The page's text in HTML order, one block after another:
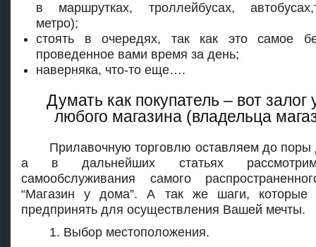
в маршрутках, троллейбусах,
метро);
стоять в очередях, так как это самое
проведенное вами время за день;
наверняка, что-то еще….
Думать как покупатель – вот залог
любого магазина (владельца
Прилавочную торговлю оставляем до поры
а в дальнейших статьях
самообслуживания самого
“Магазин у дома”. А так же шаги, которые
предпринять для осуществления Вашей мечты.
1. Выбор местоположения.